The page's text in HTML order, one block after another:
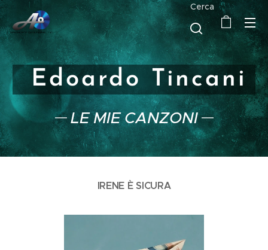
Cerca
Edoardo Tincani
LE MIE CANZONI
IRENE È SICURA